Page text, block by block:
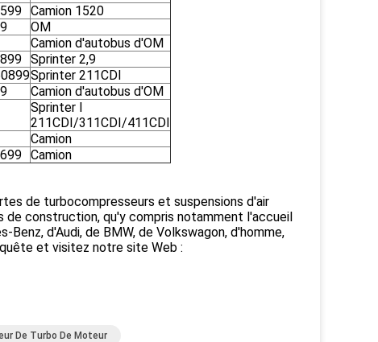
Camion 1520
OM
Camion d'autobus d'OM
Sprinter 2,9
Sprinter 211CDI
Camion d'autobus d'OM
Sprinter I
211CDI/311CDI/411CDI
Camion
Camion
de turbocompresseurs et suspensions d'air
de construction, qu'y compris notamment l'accueil
d'Audi, de BMW, de Volkswagon, d'homme,
et visitez notre site Web :
De Turbo De Moteur